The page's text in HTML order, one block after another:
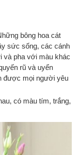
bông hoa cát
sức sống, các cánh
và pha với màu khác
rũ và uyển
được mọi người yêu
có màu tím, trắng,